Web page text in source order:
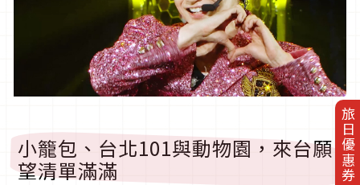
旅日優惠券
小籠包、台北101與動物園，來台願
望清單滿滿